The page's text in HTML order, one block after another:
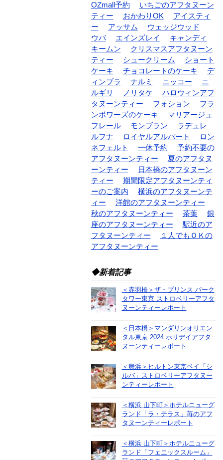
OZmall予約
いちごのアフタヌーン
ティー
おかわりOK
アイスティ
ー
アッサム
ウェッジウッド
ウバ
エインズレイ
キャンディ
キームン
クリスマスアフタヌーン
ティー
シュークリーム
ショート
ケーキ
チョコレートのケーキ
デ
ィンブラ
ナルミ ニッコー
ニ
ルギリ
ノリタケ
ハロウィンアフ
タヌーンティー
フォション
フラ
ンボワーズのケーキ
マリアージュ
フレール
モンブラン
ラデュレ
ルフナ
ロイヤルアルバート
ロン
ネフェルト
一休予約
予約不要の
アフタヌーンティー
夏のアフタヌ
ーンティー
日本橋のアフタヌーン
ティー
期間限定アフタヌーンティ
ーのご案内
横浜のアフタヌーンテ
ィー
洋館のアフタヌーンティー
秋のアフタヌーンティー
茶葉
銀
座のアフタヌーンティー
駅近のア
フタヌーンティー
１人でもＯＫの
アフタヌーンティー
◆新着記事
＜赤羽橋＞ザ・プリンス パーク
タワー東京 ストロベリーアフタ
ヌーンティーレポート
＜日本橋＞マンダリンオリエン
タル東京 2024 ホリデイアフタ
ヌーンティーレポート
＜舞浜＞ヒルトン東京ベイ「シ
ルバ」ストロベリーアフタヌー
ンティーレポート
＜横浜 山下町＞ホテルニューグ
ランド「ラ・テラス」苺のアフ
タヌーンティーレポート
＜横浜 山下町＞ホテルニューグ
ランド「フェニックスルーム」